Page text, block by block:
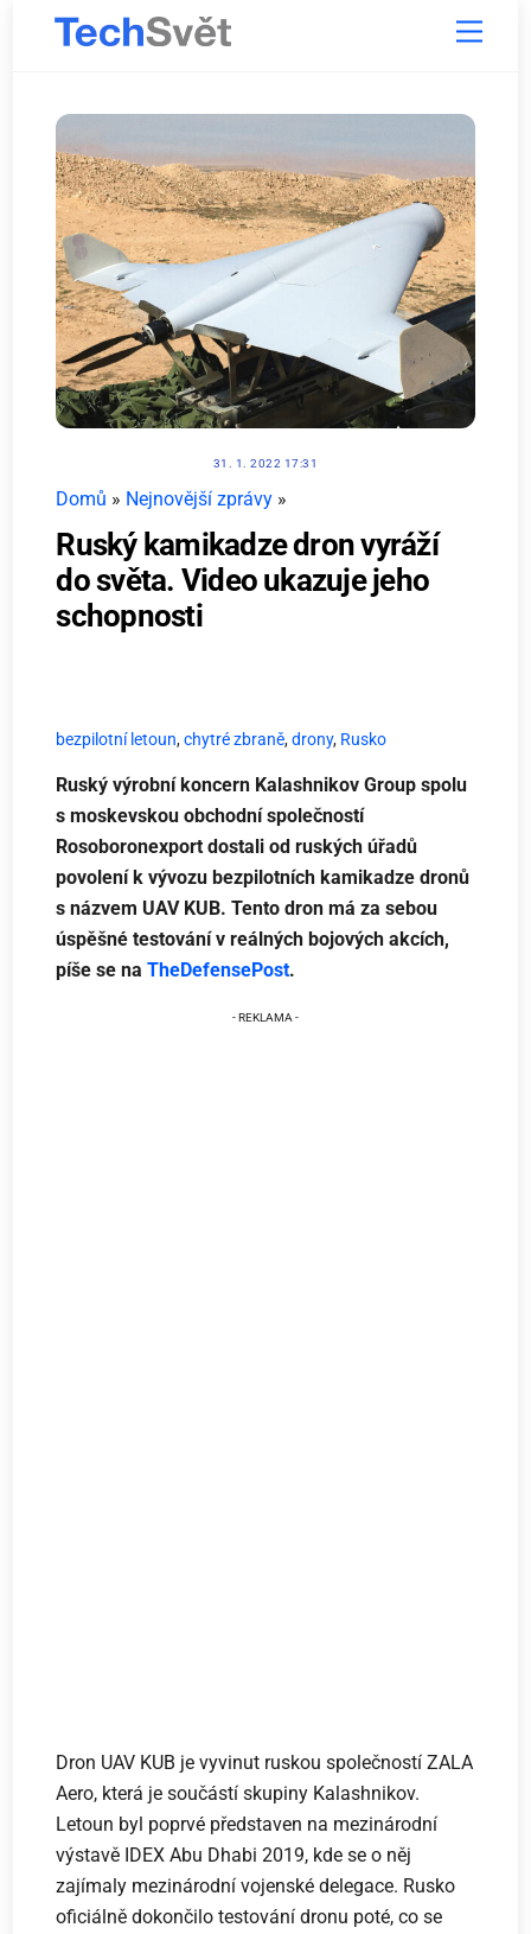
Menu
31. 1. 2022 17:31
Domů » Nejnovější zprávy »
Ruský kamikadze dron vyráží
do světa. Video ukazuje jeho
schopnosti
bezpilotní letoun,chytré zbraně,drony, Rusko
Ruský výrobní koncern Kalashnikov Group spolu
s moskevskou obchodní společností
Rosoboronexport dostali od ruských úřadů
povolení k vývozu bezpilotních kamikadze dronů
s názvem UAV KUB. Tento dron má za sebou
úspěšné testování v reálných bojových akcích,
píše se naTheDefensePost.
Dron UAV KUB je vyvinut ruskou společností ZALA
Aero, která je součástí skupiny Kalashnikov.
Letoun byl poprvé představen na mezinárodní
výstavě IDEX Abu Dhabi 2019, kde se o něj
zajímaly mezinárodní vojenské delegace. Rusko
oficiálně dokončilo testování dronu poté, co se